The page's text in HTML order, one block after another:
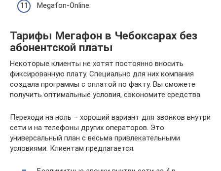
Megafon-Online.
Тарифы Мегафон в Чебоксарах без
абонентской платы
Некоторые клиенты не хотят постоянно вносить
фиксированную плату. Специально для них компания
создала программы с оплатой по факту. Вы сможете
получить оптимальные условия, сэкономите средства.
Переходи на ноль – хороший вариант для звонков внутри
сети и на телефоны других операторов. Это
универсальный план с весьма привлекательными
условиями. Клиентам предлагается: